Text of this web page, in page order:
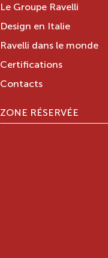
Le Groupe Ravelli
Design en Italie
Ravelli dans le monde
Certifications
Contacts
ZONE RÉSERVÉE